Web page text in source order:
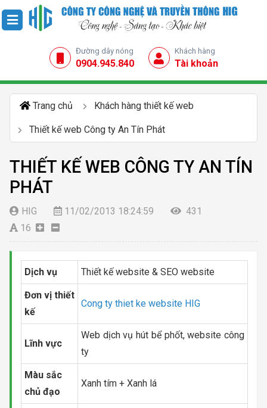
Đường dây nóng
0904.945.840
Khách hàng
Tài khoản
Trang chủ Khách hàng thiết kế web
Thiết kế web Công ty An Tín Phát
THIẾT KẾ WEB CÔNG TY AN TÍN
PHÁT
HIG 11/02/2013 18:24:59
431
16
Dịch vụ Thiết kế website & SEO website
Đơn vị thiết
kế
Cong ty thiet ke website HIG
Lĩnh vực
Web dịch vụ hút bể phốt, website công
ty
Màu sắc
chủ đạo
Xanh tím + Xanh lá